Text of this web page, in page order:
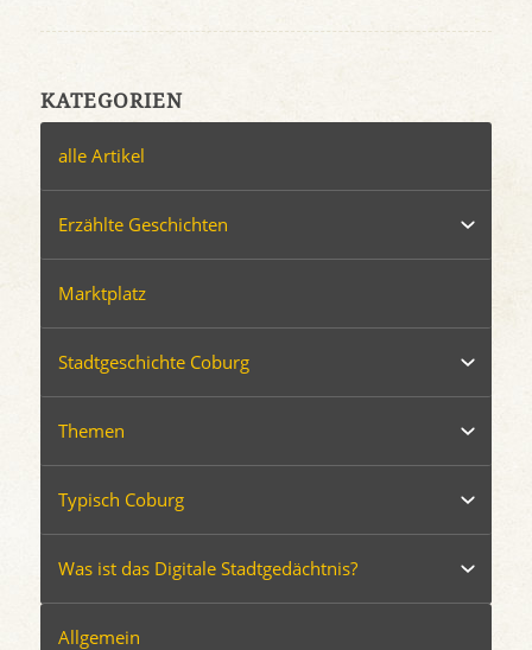
KATEGORIEN
alle Artikel
Erzählte Geschichten
Marktplatz
Stadtgeschichte Coburg
Themen
Typisch Coburg
Was ist das Digitale Stadtgedächtnis?
Allgemein